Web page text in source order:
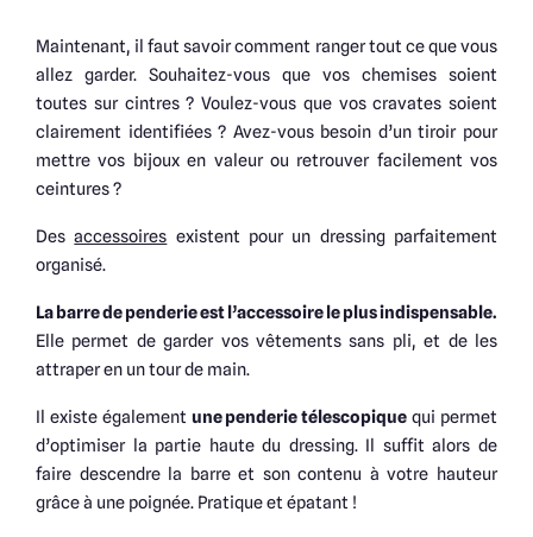
Maintenant, il faut savoir comment ranger tout ce que vous
allez garder. Souhaitez-vous que vos chemises soient
toutes sur cintres ? Voulez-vous que vos cravates soient
clairement identifiées ? Avez-vous besoin d’un tiroir pour
mettre vos bijoux en valeur ou retrouver facilement vos
ceintures ?
Desaccessoires existent pour un dressing parfaitement
organisé.
La barre de penderie est l’accessoire le plus indispensable.
Elle permet de garder vos vêtements sans pli, et de les
attraper en un tour de main.
Il existe également une penderie télescopique qui permet
d’optimiser la partie haute du dressing. Il suffit alors de
faire descendre la barre et son contenu à votre hauteur
grâce à une poignée. Pratique et épatant !